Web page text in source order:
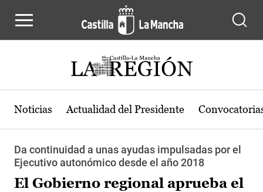
Noticias Actualidad del Presidente
Da continuidad a unas ayudas impulsadas por el
Ejecutivo autonómico desde el año 2018
El Gobierno regional aprueba el